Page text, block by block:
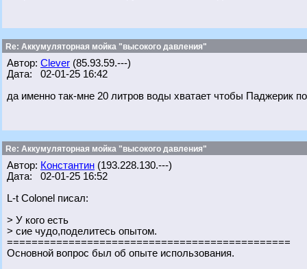
Re: Аккумуляторная мойка "высокого давления"
Автор: Clever (85.93.59.---)
Дата: 02-01-25 16:42
да именно так-мне 20 литров воды хватает чтобы Паджерик
Re: Аккумуляторная мойка "высокого давления"
Автор: Константин (193.228.130.---)
Дата: 02-01-25 16:52
L-t Colonel писал:
> У кого есть
> сие чудо,поделитесь опытом.
==============================================
Основной вопрос был об опыте использования.